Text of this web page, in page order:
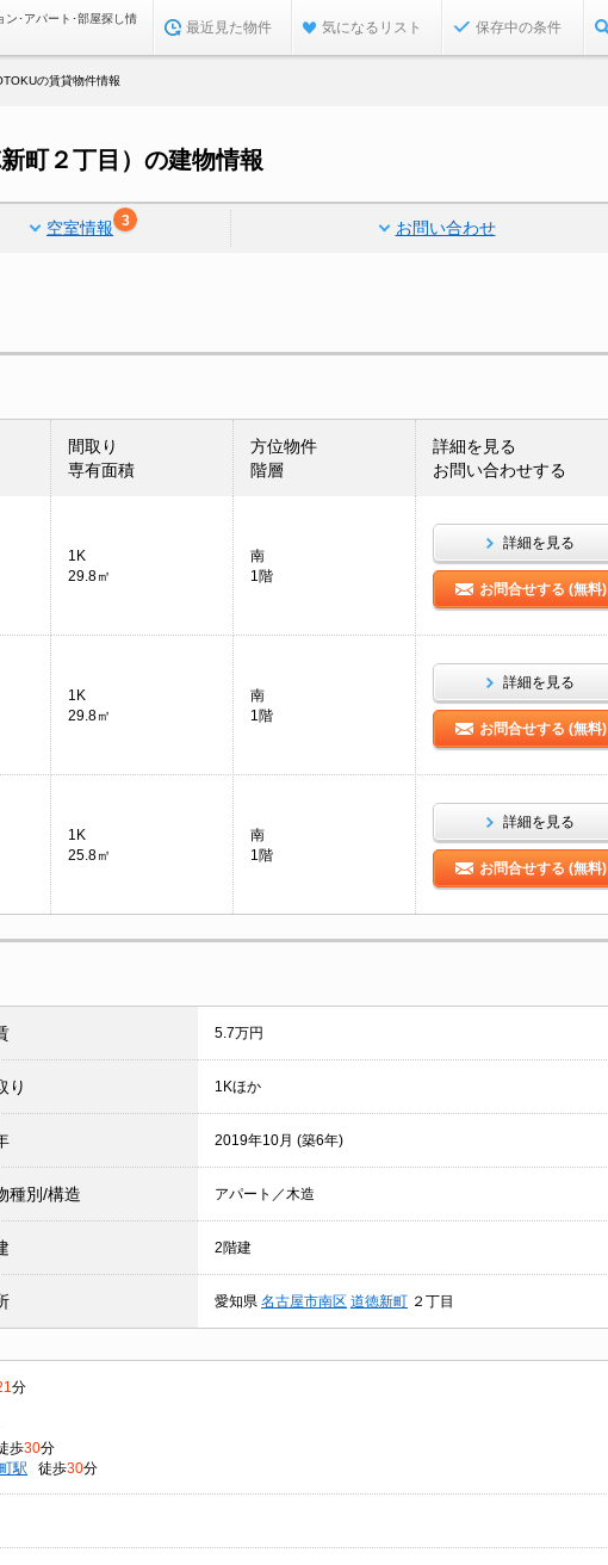
･アパート･部屋探し情
最近見た物件 気になるリスト 保存中の条件
の賃貸物件情報
町２丁目）の建物情報
空室情報 3 お問い合わせ
間取り
専有面積
方位物件
階層
詳細を見る
お問い合わせする
1K
29.8㎡
南
1階
詳細を見る
お問合せする (無料)
1K
29.8㎡
南
1階
詳細を見る
お問合せする (無料)
1K
25.8㎡
南
1階
詳細を見る
お問合せする (無料)
5.7万円
り 1Kほか
2019年10月 (築6年)
種別/構造 アパート／木造
2階建
愛知県 名古屋市南区 道徳新町 ２丁目
分
歩30分
駅 徒歩30分